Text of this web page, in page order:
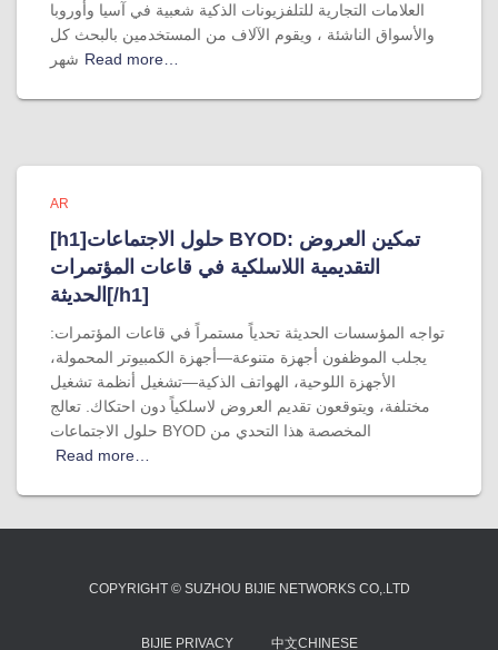
العلامات التجارية للتلفزيونات الذكية شعبية في آسيا وأوروبا
والأسواق الناشئة ، ويقوم الآلاف من المستخدمين بالبحث كل
شهر Read more…
AR
[h1]حلول الاجتماعات BYOD: تمكين العروض
التقديمية اللاسلكية في قاعات المؤتمرات
الحديثة[/h1]
تواجه المؤسسات الحديثة تحدياً مستمراً في قاعات المؤتمرات:
يجلب الموظفون أجهزة متنوعة—أجهزة الكمبيوتر المحمولة،
الأجهزة اللوحية، الهواتف الذكية—تشغيل أنظمة تشغيل
مختلفة، ويتوقعون تقديم العروض لاسلكياً دون احتكاك. تعالج
حلول الاجتماعات BYOD المخصصة هذا التحدي من
Read more…
COPYRIGHT © SUZHOU BIJIE NETWORKS CO,.LTD
BIJIE PRIVACY 中文CHINESE